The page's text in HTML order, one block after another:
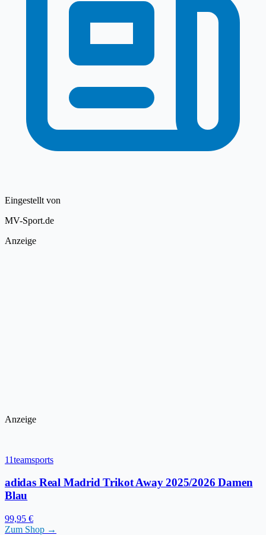
Eingestellt von
MV-Sport.de
Anzeige
Anzeige
11teamsports
adidas Real Madrid Trikot Away 2025/2026 Damen
Blau
99,95 €
Zum Shop →